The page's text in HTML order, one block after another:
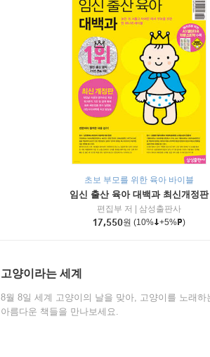
초보 부모를 위한 육아 바이블
임신 출산 육아 대백과 최신개정판
편집부 저
삼성출판사
17,550원 (10% +5% )
고양이라는 세계
8월 8일 세계 고양이의 날을 맞아, 고양이를 노래하
아름다운 책들을 만나보세요.